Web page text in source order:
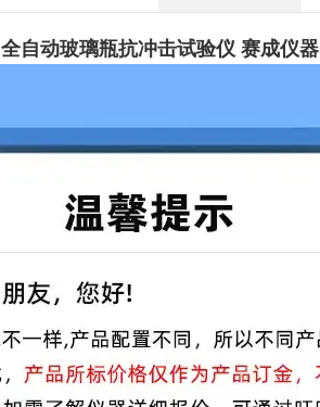
全自动玻璃瓶抗冲击试验仪 赛成仪器